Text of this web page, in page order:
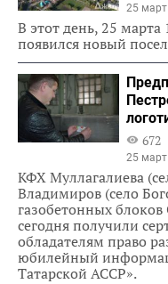
25
В этот день, 25 марта
появился новый
672
25
КФХ Муллагалиева
Владимиров (село
газобетонных
сегодня получили
обладателям право
юбилейный
Татарской АССР».